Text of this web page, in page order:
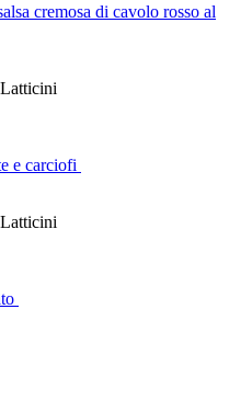
cremosa di cavolo rosso al
e carciofi